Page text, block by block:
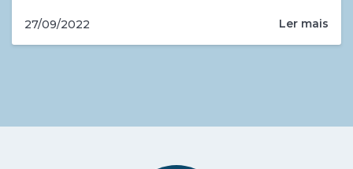
27/09/2022 Ler mais